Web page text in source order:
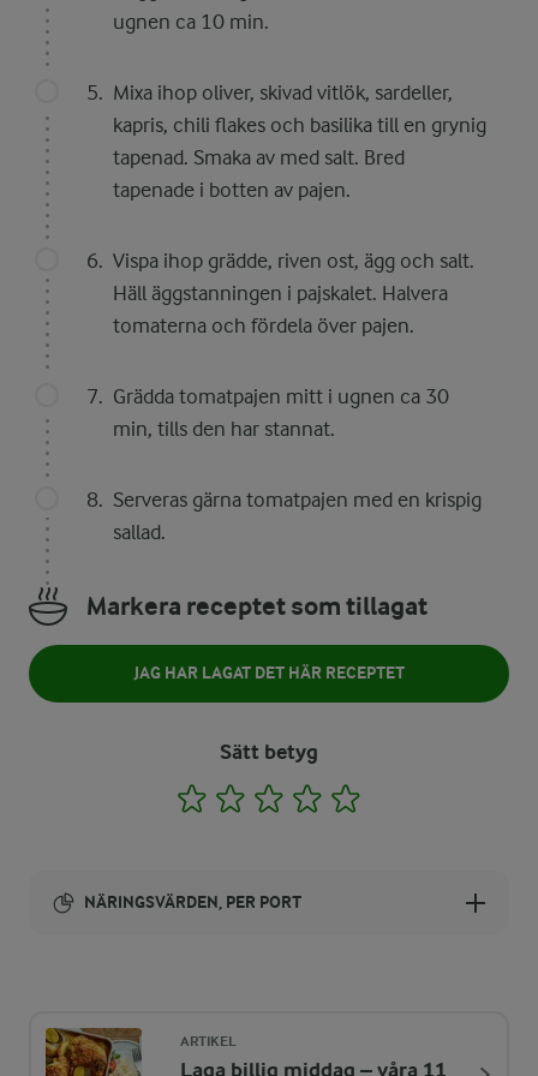
ugnen ca 10 min.
Mixa ihop oliver, skivad vitlök, sardeller,
kapris, chili flakes och basilika till en grynig
tapenad. Smaka av med salt. Bred
tapenade i botten av pajen.
Vispa ihop grädde, riven ost, ägg och salt.
Häll äggstanningen i pajskalet. Halvera
tomaterna och fördela över pajen.
Grädda tomatpajen mitt i ugnen ca 30
min, tills den har stannat.
Serveras gärna tomatpajen med en krispig
sallad.
Markera receptet som tillagat
JAG HAR LAGAT DET HÄR RECEPTET
Sätt betyg
1 2 3 4
NÄRINGSVÄRDEN, PER PORT
ARTIKEL
Laga billig middag – våra 11